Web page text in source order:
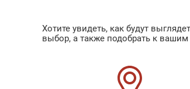
Хотите увидеть, как будут
выбор, а также подобрать к